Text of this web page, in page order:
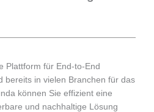
Plattform für End-to-End
bereits in vielen Branchen für das
können Sie effizient eine
und nachhaltige Lösung